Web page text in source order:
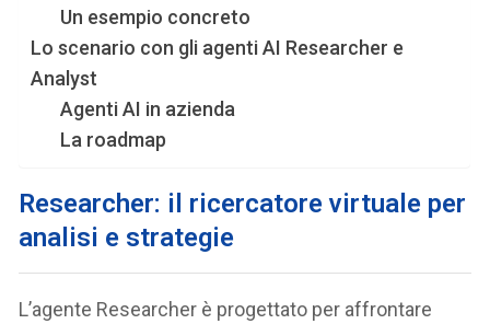
Un esempio concreto
Lo scenario con gli agenti AI Researcher e
Analyst
Agenti AI in azienda
La roadmap
Researcher: il ricercatore virtuale per
analisi e strategie
L’agente Researcher è progettato per affrontare